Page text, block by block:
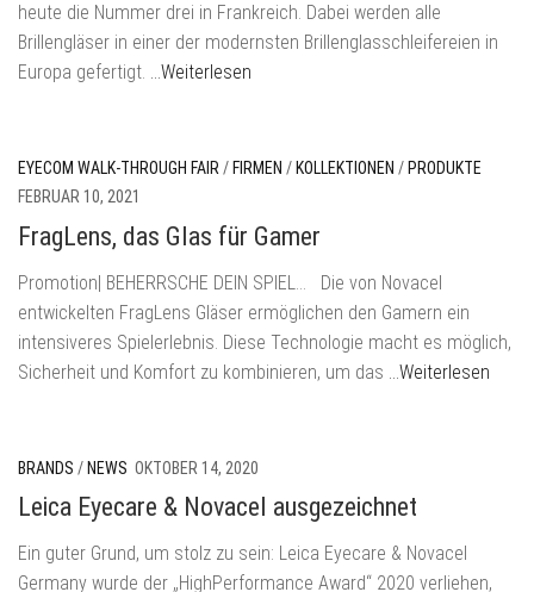
heute die Nummer drei in Frankreich. Dabei werden alle
Brillengläser in einer der modernsten Brillenglasschleifereien in
Europa gefertigt. …Weiterlesen
EYECOM WALK-THROUGH FAIR/ FIRMEN / KOLLEKTIONEN / PRODUKTE
FEBRUAR 10, 2021
FragLens, das Glas für Gamer
Promotion| BEHERRSCHE DEIN SPIEL… Die von Novacel
entwickelten FragLens Gläser ermöglichen den Gamern ein
intensiveres Spielerlebnis. Diese Technologie macht es möglich,
Sicherheit und Komfort zu kombinieren, um das
…Weiterlesen
BRANDS /NEWS OKTOBER 14, 2020
Leica Eyecare & Novacel ausgezeichnet
Ein guter Grund, um stolz zu sein: Leica Eyecare & Novacel
Germany wurde der „HighPerformance Award“ 2020 verliehen,